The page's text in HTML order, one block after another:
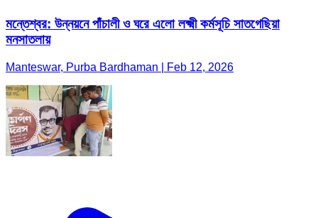
মন্তেশ্বর: উন্নয়নে পাঁচালী ও ঘরে এলো লক্ষ্মী কর্মসূচি সাতগেছিয়া
মনসাতলায়
Manteswar, Purba Bardhaman | Feb 12, 2026